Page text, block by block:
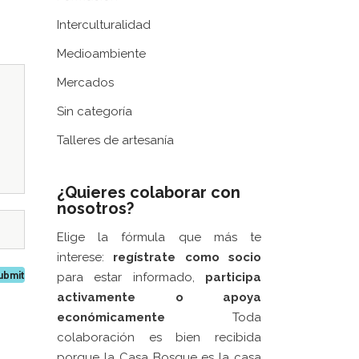
Interculturalidad
Medioambiente
Mercados
Sin categoría
Talleres de artesanía
¿Quieres colaborar con
nosotros?
Elige la fórmula que más te
interese: regístrate como socio
para estar informado, participa
activamente o apoya
económicamente Toda
colaboración es bien recibida
de
Zaragoza.